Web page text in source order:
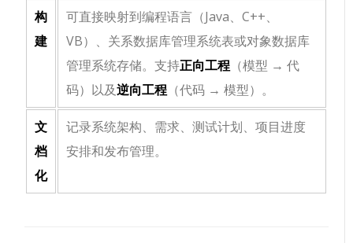
构
建
可直接映射到编程语言（Java、C++、
VB）、关系数据库管理系统表或对象数据库
管理系统存储。支持正向工程 （模型 → 代
码）以及逆向工程 （代码 → 模型）。
文
档
化
记录系统架构、需求、测试计划、项目进度
安排和发布管理。